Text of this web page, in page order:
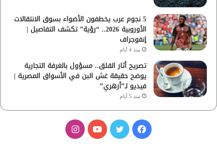
5 نجوم عرب يخطفون الأضواء بسوق الانتقالات
الأوروبية 2026.. “رؤية” تكشف التفاصيل |
إنفوجراف
منذ 4 أيام
تصريح أثار القلق.. مسؤول بالغرفة التجارية
يوضح حقيقة غش البن في الأسواق المصرية |
فيديو لـ”أزهري”
منذ 5 أيام